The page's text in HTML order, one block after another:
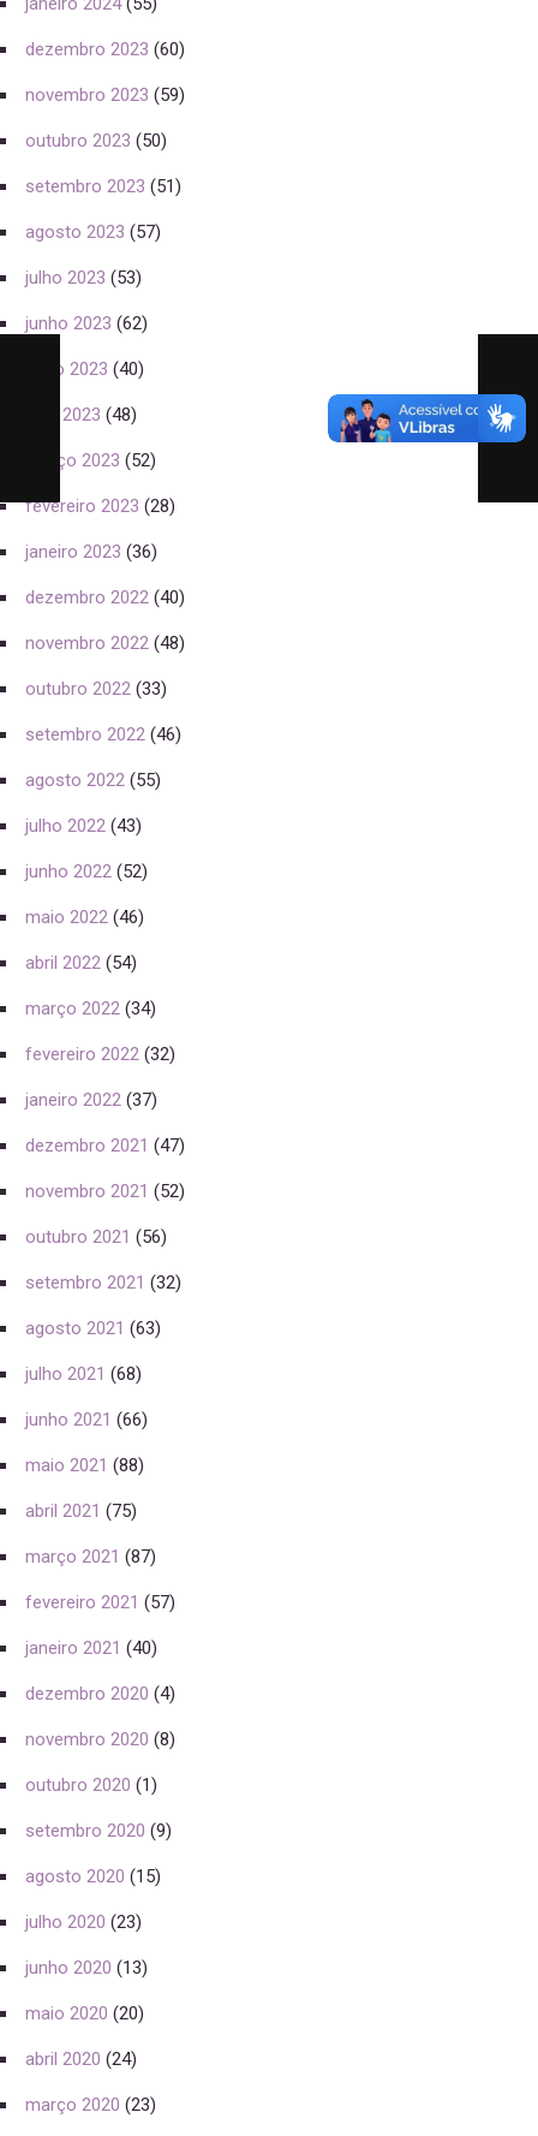
dezembro 2023 (60)
novembro 2023 (59)
outubro 2023 (50)
setembro 2023 (51)
agosto 2023 (57)
julho 2023 (53)
junho 2023 (62)
maio 2023 (40)
abril 2023 (48)
março 2023 (52)
fevereiro 2023 (28)
janeiro 2023 (36)
dezembro 2022 (40)
novembro 2022 (48)
outubro 2022 (33)
setembro 2022 (46)
agosto 2022 (55)
julho 2022 (43)
junho 2022 (52)
maio 2022 (46)
abril 2022 (54)
março 2022 (34)
fevereiro 2022 (32)
janeiro 2022 (37)
dezembro 2021 (47)
novembro 2021 (52)
outubro 2021 (56)
setembro 2021 (32)
agosto 2021 (63)
julho 2021 (68)
junho 2021 (66)
maio 2021 (88)
abril 2021 (75)
março 2021 (87)
fevereiro 2021 (57)
janeiro 2021 (40)
dezembro 2020 (4)
novembro 2020 (8)
outubro 2020 (1)
setembro 2020 (9)
agosto 2020 (15)
julho 2020 (23)
junho 2020 (13)
maio 2020 (20)
abril 2020 (24)
março 2020 (23)